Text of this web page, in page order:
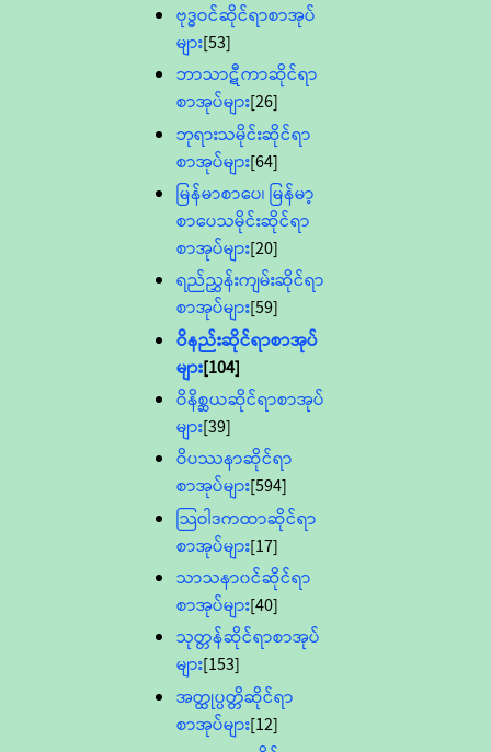
ဗုဒ္ဓဝင်ဆိုင်ရာစာအုပ်
များ[53]
ဘာသာဋီကာဆိုင်ရာ
စာအုပ်များ[26]
ဘုရားသမိုင်းဆိုင်ရာ
စာအုပ်များ[64]
မြန်မာစာပေ၊ မြန်မာ့
စာပေသမိုင်းဆိုင်ရာ
စာအုပ်များ[20]
ရည်ညွှန်းကျမ်းဆိုင်ရာ
စာအုပ်များ[59]
ဝိနည်းဆိုင်ရာစာအုပ်
များ[104]
ဝိနိစ္ဆယဆိုင်ရာစာအုပ်
များ[39]
ဝိပဿနာဆိုင်ရာ
စာအုပ်များ[594]
သြဝါဒကထာဆိုင်ရာ
စာအုပ်များ[17]
သာသနာ၀င်ဆိုင်ရာ
စာအုပ်များ[40]
သုတ္တန်ဆိုင်ရာစာအုပ်
များ[153]
အတ္ထုပ္ပတ္တိဆိုင်ရာ
စာအုပ်များ[12]